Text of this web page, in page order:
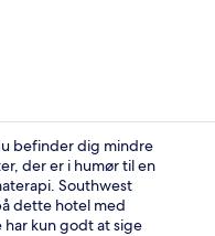
Udendørsområde
befinder dig mindre
der er i humør til en
Southwest
dette hotel med
kun godt at sige